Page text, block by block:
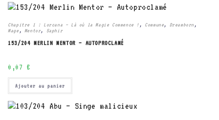
Chapitre 1 : Lorcana – Là où la Magie Commence ! , Commune, Dreamborn ,
Mage , Mentor, Saphir
153/204 MERLIN MENTOR – AUTOPROCLAMÉ
0,07 €
Ajouter au panier